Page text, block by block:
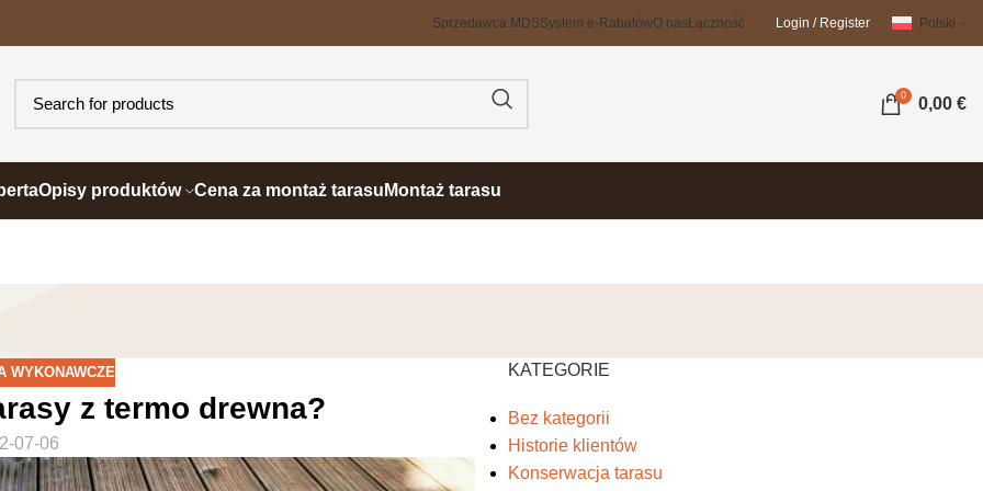
Sprzedawca MDSSystem e-RabatówO nasŁączność Login / Register Polski
0 0,00 €
Opisy produktów Cena za montaż tarasu Montaż tarasu
WYKONAWCZE
z termo drewna?
07-06
KATEGORIE
Bez kategorii
Historie klientów
Konserwacja tarasu